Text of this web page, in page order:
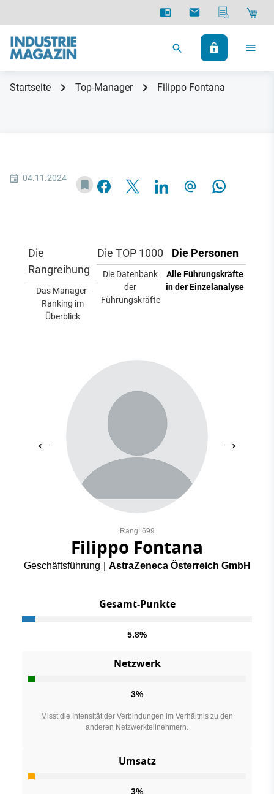
Startseite Top-Manager Filippo Fontana
04.11.2024
Die
Rangreihung
Das Manager-
Ranking im
Überblick
Die TOP 1000
Die Datenbank
der
Führungskräfte
Die Personen
Alle Führungskräfte
in der Einzelanalyse
← →
Rang: 699
Filippo Fontana
Geschäftsführung AstraZeneca Österreich GmbH
Gesamt-Punkte
5.8%
Netzwerk
3%
Misst die Intensität der Verbindungen im Verhältnis zu den
anderen Netzwerkteilnehmern.
Umsatz
3%